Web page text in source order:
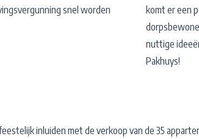
snel worden
komt er een
nuttige
Pakhuys!
inluiden met de verkoop van de 35